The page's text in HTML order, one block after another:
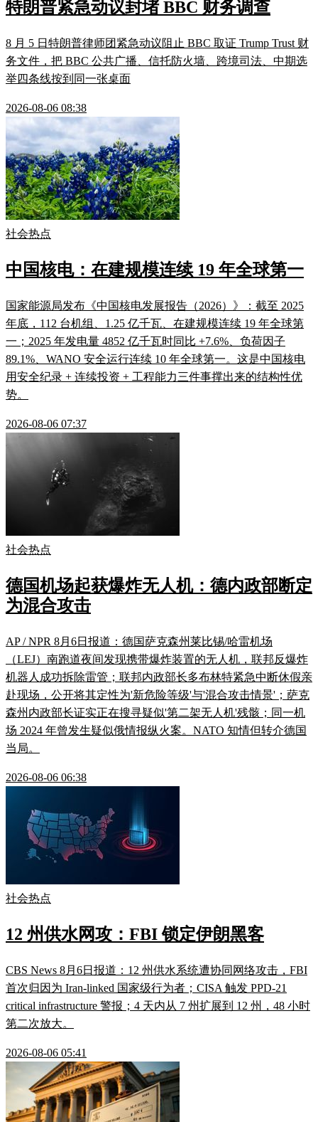
特朗普紧急动议封堵 BBC 财务调查
8 月 5 日特朗普律师团紧急动议阻止 BBC 取证 Trump Trust 财
务文件，把 BBC 公共广播、信托防火墙、跨境司法、中期选
举四条线按到同一张桌面
2026-08-06 08:38
社会热点
中国核电：在建规模连续 19 年全球第一
国家能源局发布《中国核电发展报告（2026）》：截至 2025
年底，112 台机组、1.25 亿千瓦、在建规模连续 19 年全球第
一；2025 年发电量 4852 亿千瓦时同比 +7.6%、负荷因子
89.1%、WANO 安全运行连续 10 年全球第一。这是中国核电
用安全纪录 + 连续投资 + 工程能力三件事撑出来的结构性优
势。
2026-08-06 07:37
社会热点
德国机场起获爆炸无人机：德内政部断定
为混合攻击
AP / NPR 8月6日报道：德国萨克森州莱比锡/哈雷机场
（LEJ）南跑道夜间发现携带爆炸装置的无人机，联邦反爆炸
机器人成功拆除雷管；联邦内政部长多布林特紧急中断休假亲
赴现场，公开将其定性为'新危险等级'与'混合攻击情景'；萨克
森州内政部长证实正在搜寻疑似'第二架无人机'残骸；同一机
场 2024 年曾发生疑似俄情报纵火案。NATO 知情但转介德国
当局。
2026-08-06 06:38
社会热点
12 州供水网攻：FBI 锁定伊朗黑客
CBS News 8月6日报道：12 州供水系统遭协同网络攻击，FBI
首次归因为 Iran-linked 国家级行为者；CISA 触发 PPD-21
critical infrastructure 警报；4 天内从 7 州扩展到 12 州，48 小时
第二次放大。
2026-08-06 05:41